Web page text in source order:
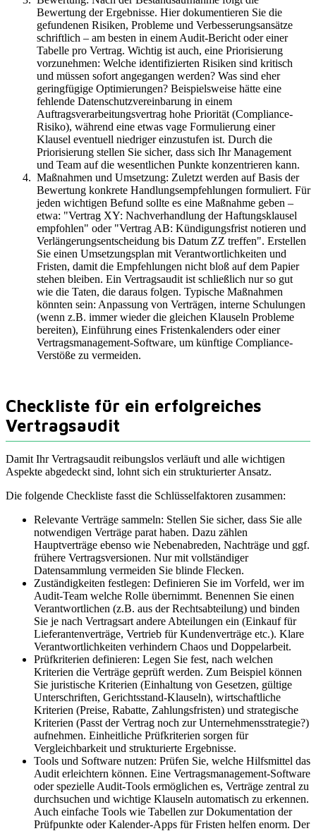
Bewertung der Ergebnisse. Hier dokumentieren Sie die
gefundenen Risiken, Probleme und Verbesserungsansätze
schriftlich – am besten in einem Audit-Bericht oder einer
Tabelle pro Vertrag. Wichtig ist auch, eine Priorisierung
vorzunehmen: Welche identifizierten Risiken sind kritisch
und müssen sofort angegangen werden? Was sind eher
geringfügige Optimierungen? Beispielsweise hätte eine
fehlende Datenschutzvereinbarung in einem
Auftragsverarbeitungsvertrag hohe Priorität (Compliance-
Risiko), während eine etwas vage Formulierung einer
Klausel eventuell niedriger einzustufen ist. Durch die
Priorisierung stellen Sie sicher, dass sich Ihr Management
und Team auf die wesentlichen Punkte konzentrieren kann.
Maßnahmen und Umsetzung: Zuletzt werden auf Basis der
Bewertung konkrete Handlungsempfehlungen formuliert. Für
jeden wichtigen Befund sollte es eine Maßnahme geben –
etwa: "Vertrag XY: Nachverhandlung der Haftungsklausel
empfohlen" oder "Vertrag AB: Kündigungsfrist notieren und
Verlängerungsentscheidung bis Datum ZZ treffen". Erstellen
Sie einen Umsetzungsplan mit Verantwortlichkeiten und
Fristen, damit die Empfehlungen nicht bloß auf dem Papier
stehen bleiben. Ein Vertragsaudit ist schließlich nur so gut
wie die Taten, die daraus folgen. Typische Maßnahmen
könnten sein: Anpassung von Verträgen, interne Schulungen
(wenn z.B. immer wieder die gleichen Klauseln Probleme
bereiten), Einführung eines Fristenkalenders oder einer
Vertragsmanagement-Software, um künftige Compliance-
Verstöße zu vermeiden.
Checkliste für ein erfolgreiches
Vertragsaudit
Damit Ihr Vertragsaudit reibungslos verläuft und alle wichtigen
Aspekte abgedeckt sind, lohnt sich ein strukturierter Ansatz.
Die folgende Checkliste fasst die Schlüsselfaktoren zusammen:
Relevante Verträge sammeln: Stellen Sie sicher, dass Sie alle
notwendigen Verträge parat haben. Dazu zählen
Hauptverträge ebenso wie Nebenabreden, Nachträge und ggf.
frühere Vertragsversionen. Nur mit vollständiger
Datensammlung vermeiden Sie blinde Flecken.
Zuständigkeiten festlegen: Definieren Sie im Vorfeld, wer im
Audit-Team welche Rolle übernimmt. Benennen Sie einen
Verantwortlichen (z.B. aus der Rechtsabteilung) und binden
Sie je nach Vertragsart andere Abteilungen ein (Einkauf für
Lieferantenverträge, Vertrieb für Kundenverträge etc.). Klare
Verantwortlichkeiten verhindern Chaos und Doppelarbeit.
Prüfkriterien definieren: Legen Sie fest, nach welchen
Kriterien die Verträge geprüft werden. Zum Beispiel können
Sie juristische Kriterien (Einhaltung von Gesetzen, gültige
Unterschriften, Gerichtsstand-Klauseln), wirtschaftliche
Kriterien (Preise, Rabatte, Zahlungsfristen) und strategische
Kriterien (Passt der Vertrag noch zur Unternehmensstrategie?)
aufnehmen. Einheitliche Prüfkriterien sorgen für
Vergleichbarkeit und strukturierte Ergebnisse.
Tools und Software nutzen: Prüfen Sie, welche Hilfsmittel das
Audit erleichtern können. Eine Vertragsmanagement-Software
oder spezielle Audit-Tools ermöglichen es, Verträge zentral zu
durchsuchen und wichtige Klauseln automatisch zu erkennen.
Auch einfache Tools wie Tabellen zur Dokumentation der
Prüfpunkte oder Kalender-Apps für Fristen helfen enorm. Der